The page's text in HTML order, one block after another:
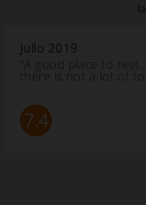
Jullo 2019
“A good place to
there is not a lot of
7.4